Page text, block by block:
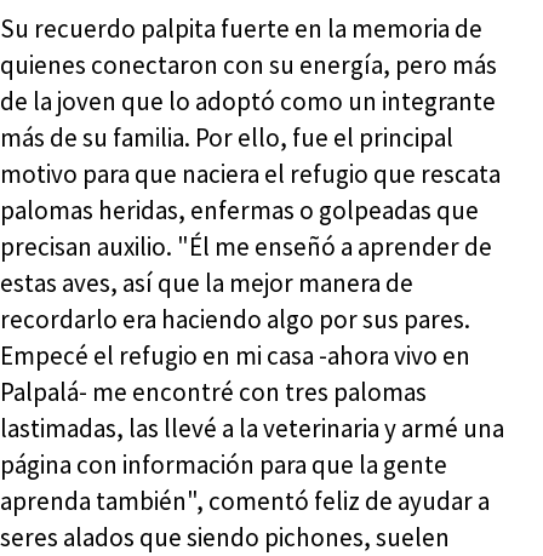
Su recuerdo palpita fuerte en la memoria de
quienes conectaron con su energía, pero más
de la joven que lo adoptó como un integrante
más de su familia. Por ello, fue el principal
motivo para que naciera el refugio que rescata
palomas heridas, enfermas o golpeadas que
precisan auxilio. "Él me enseñó a aprender de
estas aves, así que la mejor manera de
recordarlo era haciendo algo por sus pares.
Empecé el refugio en mi casa -ahora vivo en
Palpalá- me encontré con tres palomas
lastimadas, las llevé a la veterinaria y armé una
página con información para que la gente
aprenda también", comentó feliz de ayudar a
seres alados que siendo pichones, suelen